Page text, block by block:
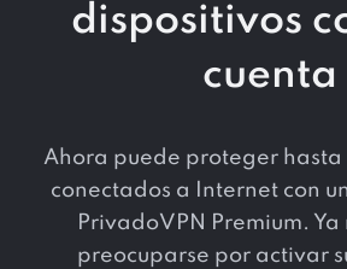
dispositivos
cuenta
Ahora puede proteger hasta
conectados a Internet con
PrivadoVPN Premium. Ya
preocuparse por activar